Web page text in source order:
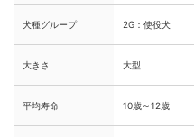
犬種グループ 2G：使役犬
大きさ 大型
平均寿命 10歳～12歳